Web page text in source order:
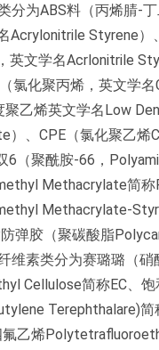
分为ABS料（丙烯腈-
Acrylonitrile Styrene）
英文学名Acrlonitrile
氯化聚丙烯，英文学名
乙烯英文学名Low
、CPE（氯化聚乙烯
（聚酰胺-66，
Methacrylate简
Methacrylate-
弹胶（聚碳酸脂
维素类分为赛璐璐（硝
Cellulose简称EC、饱
Terephthalare)简
氟乙烯